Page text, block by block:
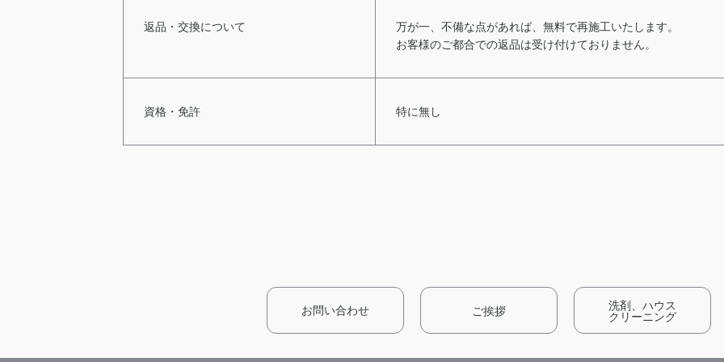
返品・交換について
万が一、不備な点があれば、無料で再施工いたします。
お客様のご都合での返品は受け付けておりません。
資格・免許 特に無し
お問い合わせ ご挨拶 洗剤、ハウス
クリーニング